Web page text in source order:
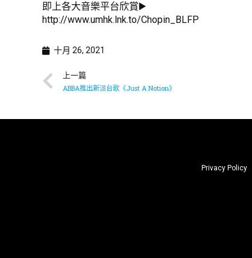
即上各大音樂平台欣賞▶️
http://www.umhk.lnk.to/Chopin_BLFP
十月 26, 2021
上一篇
ABBA推出新派台歌《Just A Notion》
Privacy Policy